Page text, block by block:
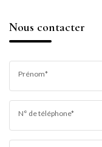
Nous contacter
Prénom*
N° de téléphone*